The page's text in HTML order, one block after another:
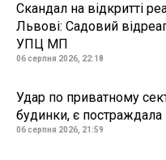
Скандал на відкритті
Львові: Садовий
УПЦ МП
06 серпня 2026, 22:18
Удар по приватному
будинки, є постраждала
06 серпня 2026, 21:59